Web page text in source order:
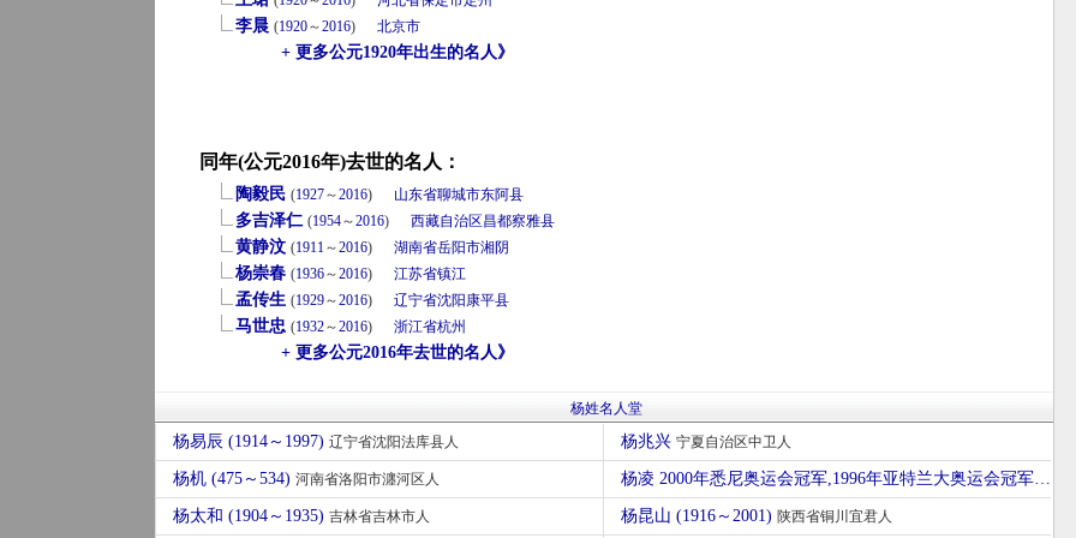
李晨 (1920～2016) 北京市
+ 更多公元1920年出生的名人》
同年(公元2016年)去世的名人：
陶毅民 (1927～2016) 山东省聊城市东阿县
多吉泽仁 (1954～2016) 西藏自治区昌都察雅县
黄静汶 (1911～2016) 湖南省岳阳市湘阴
杨崇春 (1936～2016) 江苏省镇江
孟传生 (1929～2016) 辽宁省沈阳 康平县
马世忠 (1932～2016) 浙江省杭州
+ 更多公元2016年去世的名人》
杨姓名人堂
杨易辰 (1914～1997) 辽宁省沈阳法库县人 杨兆兴 宁夏自治区中卫人
杨机 (475～534) 河南省洛阳市瀍河区人 杨凌 2000年悉尼奥运会冠军,1996年亚特兰大奥运会冠军湖北
杨太和 (1904～1935) 吉林省吉林市人 杨昆山 (1916～2001) 陕西省铜川宜君人